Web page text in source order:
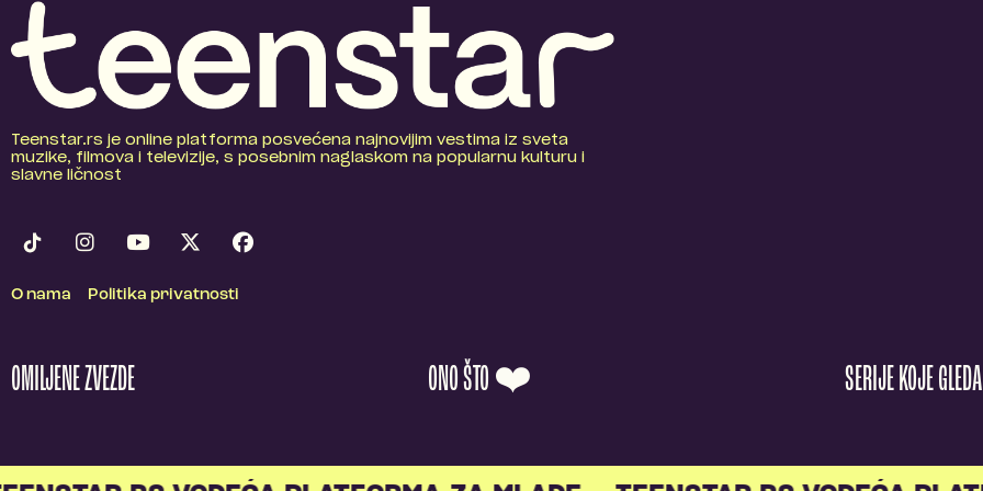
Teenstar.rs je online platforma posvećena najnovijim vestima iz sveta
muzike, filmova i televizije, s posebnim naglaskom na popularnu kulturu i
slavne ličnost
O nama Politika privatnosti
OMILJENE ZVEZDE ONO ŠTO ❤️ SERIJE KOJE